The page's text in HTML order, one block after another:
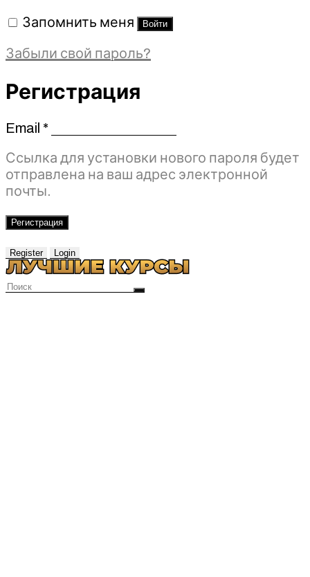
Запомнить меня Войти
Забыли свой пароль?
Регистрация
Email *Обязательно
Ссылка для установки нового пароля будет
отправлена ​​на ваш адрес электронной
почты.
Регистрация
Register Login